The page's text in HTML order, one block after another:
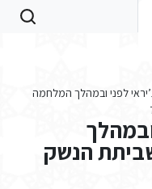
לפני ובמהלך המלחמה
ועד שביתת הנשק